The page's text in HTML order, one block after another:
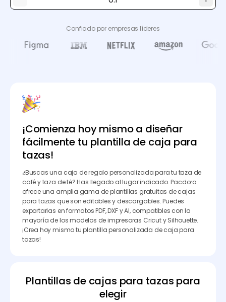
Confiado por empresas líderes
¡Comienza hoy mismo a diseñar
fácilmente tu plantilla de caja para
tazas!
¿Buscas una caja de regalo personalizada para tu taza de
café y taza de té? Has llegado al lugar indicado. Pacdora
ofrece una amplia gama de plantillas gratuitas de cajas
para tazas que son editables y descargables. Puedes
exportarlas en formatos PDF, DXF y AI, compatibles con la
mayoría de los modelos de impresoras Cricut y Silhouette.
¡Crea hoy mismo tu plantilla personalizada de caja para
tazas!
Plantillas de cajas para tazas para
elegir